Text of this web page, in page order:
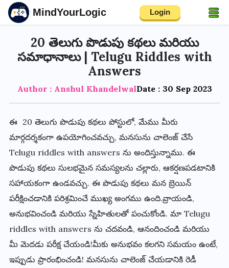
MindYourLogic Login
20 తెలుగు పొడుపు కథలు మరియు
సమాధానాలు | Telugu Riddles with
Answers
Author : Anshul KhandelwalDate : 30 Sep 2023
ఈ 20 తెలుగు పొడుపు కథలు పోస్టులో, మేము మీరు
మార్గదర్శకంగా ఉపయోగించవచ్చు, మనసును చాలెంజ్ చేసే
Telugu riddles with answers ను అందిస్తున్నాము. ఈ
పొడుపు కథలు సులభమైన సమస్యలను చల్లారు, ఆకర్షణపడటానికి
సహాయకంగా ఉండవచ్చు. ఈ పొడుపు కథలు మన బ్రెయిన్
పరీక్షించడానికి పరిశ్రమించే ముఖ్య అంగము ఉంది.వ్రాయండి,
అనుభవించండి మరియు స్నేహితులతో పంచుకోండి. మా Telugu
riddles with answers ను చదవండి, ఆనందించండి మరియు
మీ మెదడు పరీక్ష చేయండి!మీకు అనుభవం కలగని సమయం ఉంటే,
ఇప్పుడు ప్రారంభించండి! మనసును చాలెంజ్ చేయడానికి రెడీ